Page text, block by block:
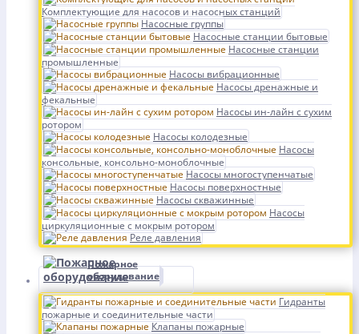
Комплектующие для насосов и насосных станций
Насосные группы
Насосные станции бытовые
Насосные станции
промышленные
Насосы вибрационные
Насосы дренажные и
фекальные
Насосы ин-лайн с сухим
ротором
Насосы колодезные
Насосы
консольные, консольно-моноблочные
Насосы многоступенчатые
Насосы поверхностные
Насосы скважинные
Насосы
циркуляционные с мокрым ротором
Реле давления
Пожарное
оборудование
Гидранты
пожарные и соединительные части
Клапаны пожарные